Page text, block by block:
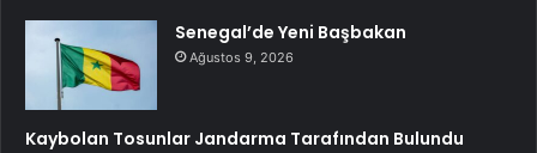
Senegal’de Yeni Başbakan
Ağustos 9, 2026
Kaybolan Tosunlar Jandarma Tarafından Bulundu